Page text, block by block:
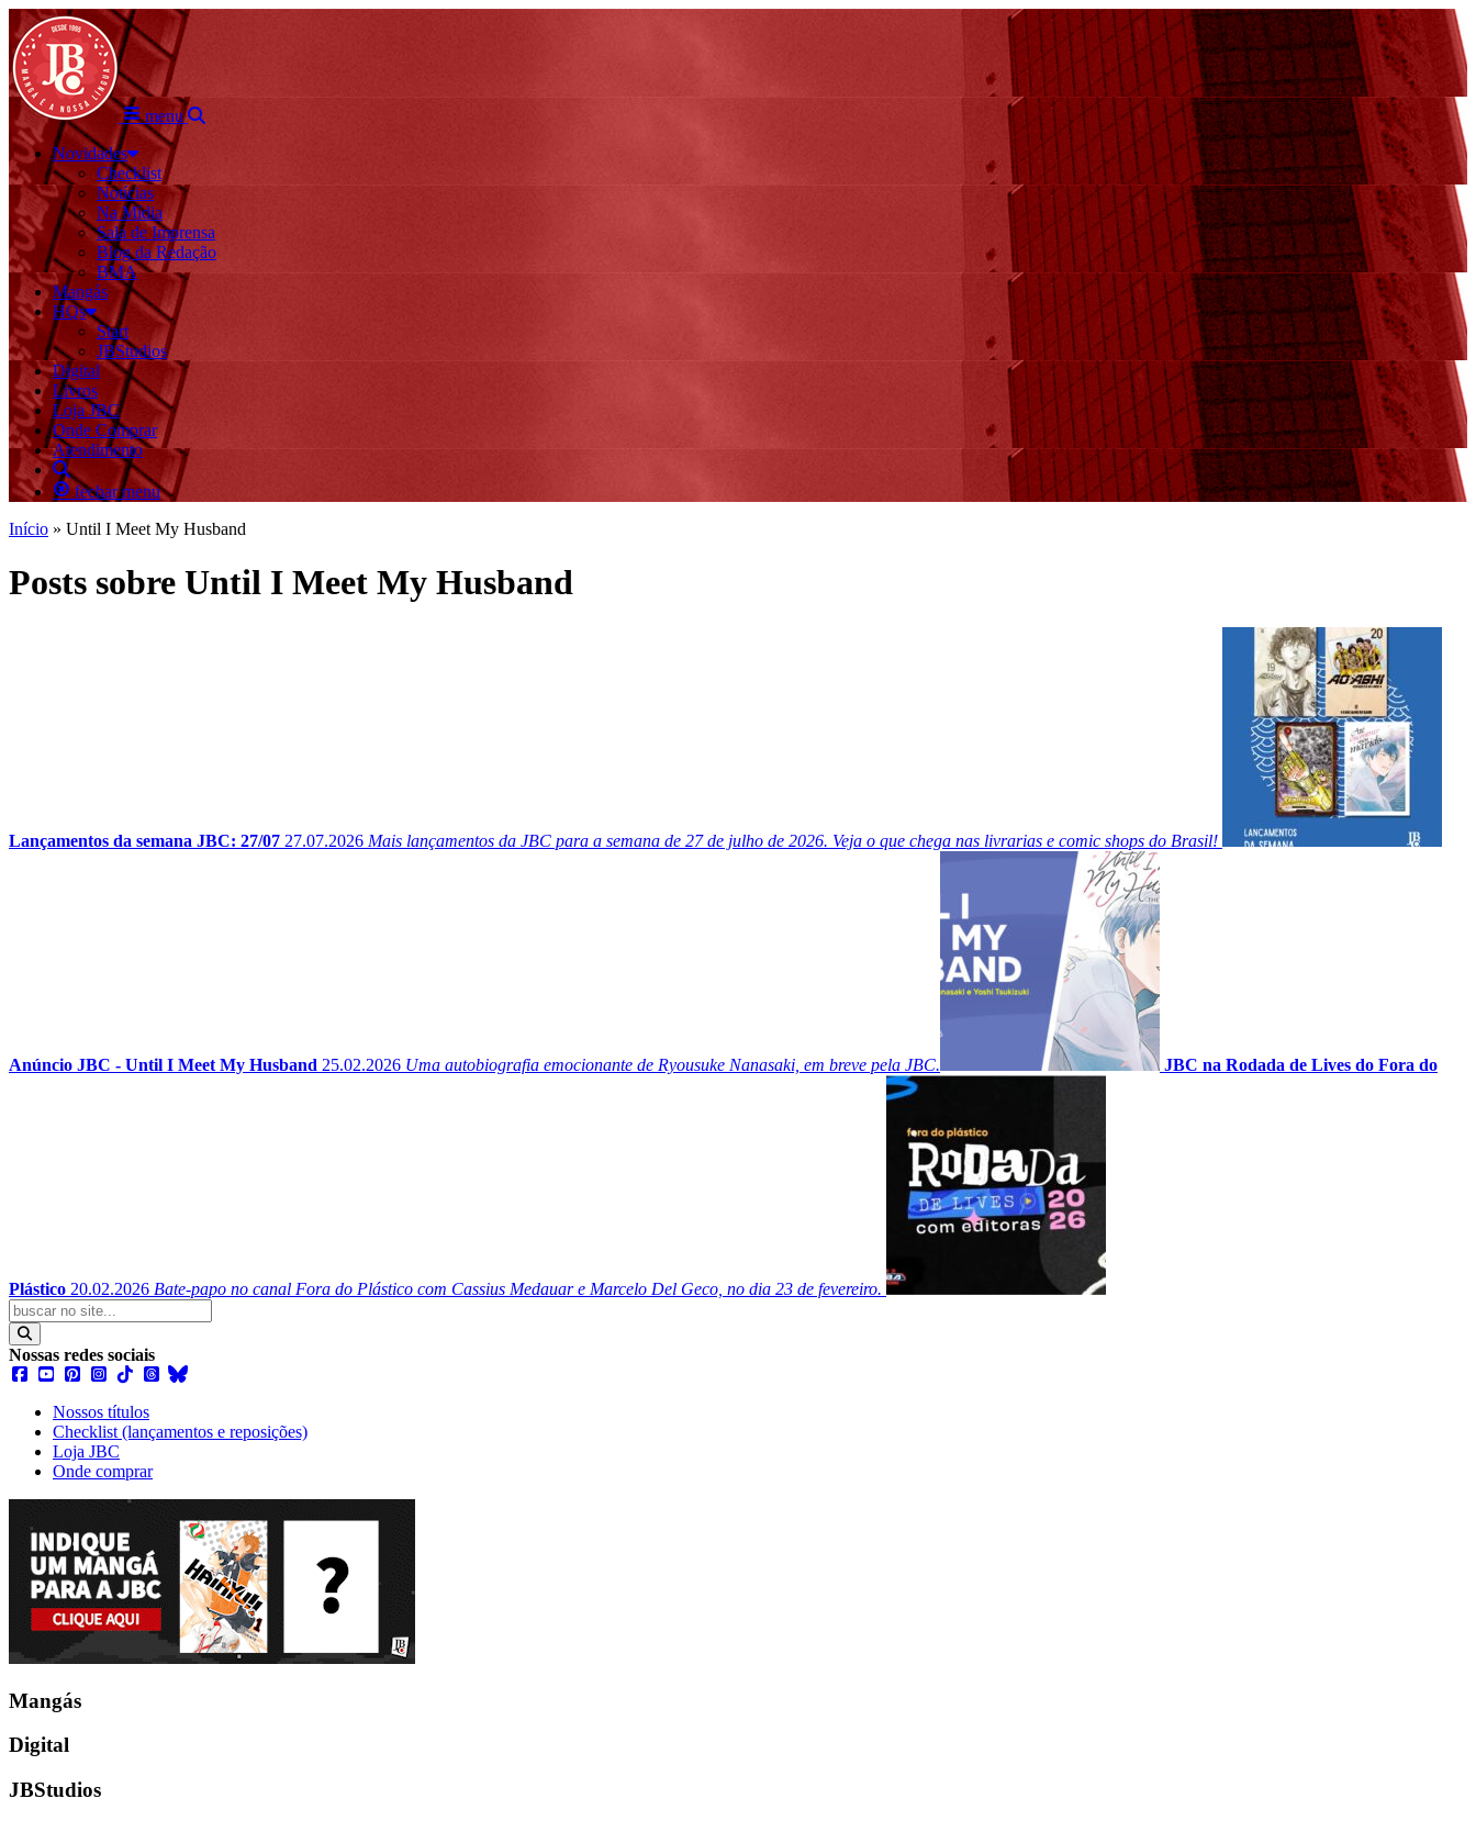
menu
Novidades
Checklist
Notícias
Na Mídia
Sala de Imprensa
Blog da Redação
BMA
Mangás
HQs
Start
JBStudios
Digital
Livros
Loja JBC
Onde Comprar
Atendimento
fechar menu
Início » Until I Meet My Husband
Posts sobre Until I Meet My Husband
Lançamentos da semana JBC: 27/07 27.07.2026 Mais lançamentos da JBC para a semana de 27 de julho de 2026. Veja o que chega nas livrarias e comic shops do Brasil!
Anúncio JBC - Until I Meet My Husband 25.02.2026 Uma autobiografia emocionante de Ryousuke Nanasaki, em breve pela JBC. JBC na Rodada de Lives do Fora do
Plástico 20.02.2026 Bate-papo no canal Fora do Plástico com Cassius Medauar e Marcelo Del Geco, no dia 23 de fevereiro.
Nossas redes sociais
Nossos títulos
Checklist (lançamentos e reposições)
Loja JBC
Onde comprar
Mangás
Digital
JBStudios